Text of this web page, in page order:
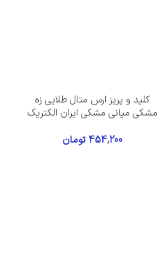
کلید و پریز ارس متال طلایی زه
مشکی میانی مشکی ایران الکتریک
454,200تومان